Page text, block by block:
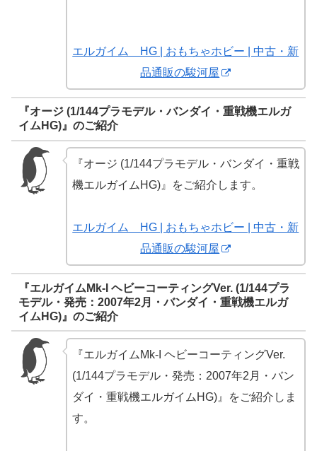
エルガイム HG | おもちゃホビー | 中古・新
品通販の駿河屋
『オージ (1/144プラモデル・バンダイ・重戦機エルガ
イムHG)』のご紹介
『オージ (1/144プラモデル・バンダイ・重戦
機エルガイムHG)』をご紹介します。
エルガイム HG | おもちゃホビー | 中古・新
品通販の駿河屋
『エルガイムMk-I ヘビーコーティングVer. (1/144プラ
モデル・発売：2007年2月・バンダイ・重戦機エルガ
イムHG)』のご紹介
『エルガイムMk-I ヘビーコーティングVer.
(1/144プラモデル・発売：2007年2月・バン
ダイ・重戦機エルガイムHG)』をご紹介しま
す。